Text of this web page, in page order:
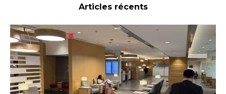
Articles récents